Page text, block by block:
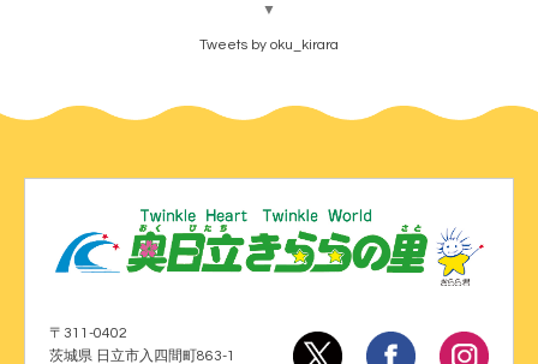
▼
Tweets by oku_kirara
〒311-0402
茨城県 日立市入四間町863-1